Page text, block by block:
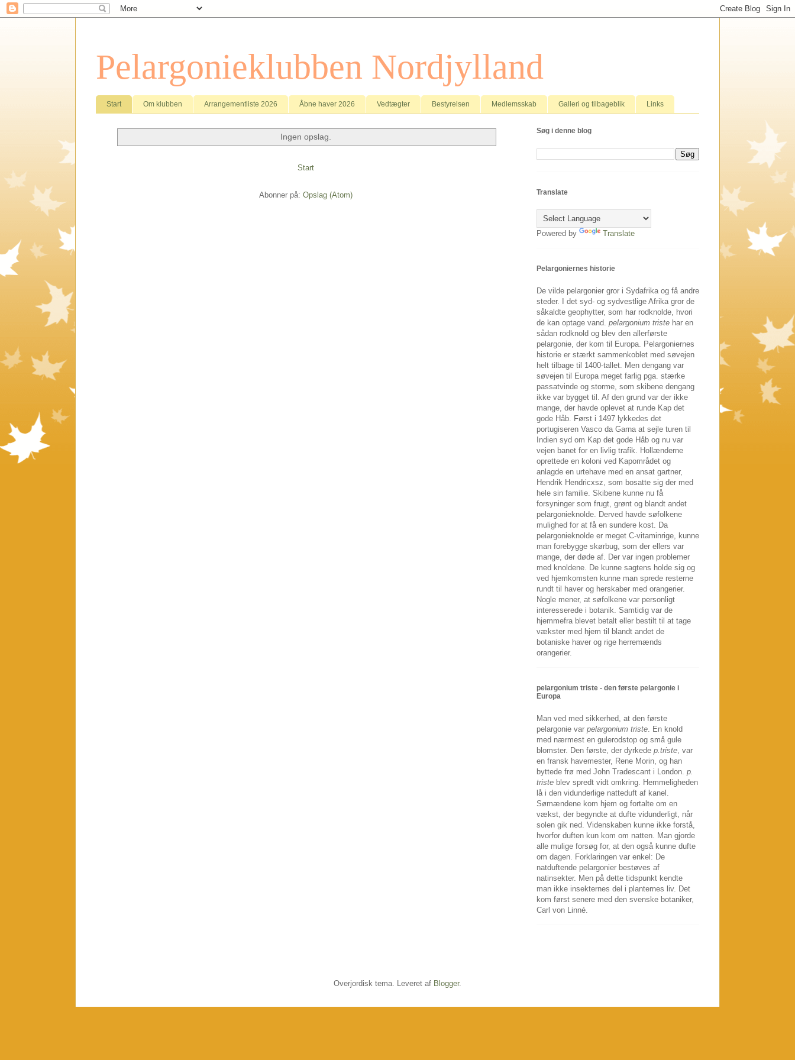
Pelargonieklubben Nordjylland
Start Om klubben Arrangementliste 2026 Åbne haver 2026 Vedtægter Bestyrelsen Medlemsskab Galleri og tilbageblik Links
Ingen opslag.
Start
Abonner på: Opslag (Atom)
Søg i denne blog
Translate
Powered by Translate
Pelargoniernes historie
De vilde pelargonier gror i Sydafrika og få andre
steder. I det syd- og sydvestlige Afrika gror de
såkaldte geophytter, som har rodknolde, hvori
de kan optage vand. pelargonium triste har en
sådan rodknold og blev den allerførste
pelargonie, der kom til Europa. Pelargoniernes
historie er stærkt sammenkoblet med søvejen
helt tilbage til 1400-tallet. Men dengang var
søvejen til Europa meget farlig pga. stærke
passatvinde og storme, som skibene dengang
ikke var bygget til. Af den grund var der ikke
mange, der havde oplevet at runde Kap det
gode Håb. Først i 1497 lykkedes det
portugiseren Vasco da Garna at sejle turen til
Indien syd om Kap det gode Håb og nu var
vejen banet for en livlig trafik. Hollænderne
oprettede en koloni ved Kapområdet og
anlagde en urtehave med en ansat gartner,
Hendrik Hendricxsz, som bosatte sig der med
hele sin familie. Skibene kunne nu få
forsyninger som frugt, grønt og blandt andet
pelargonieknolde. Derved havde søfolkene
mulighed for at få en sundere kost. Da
pelargonieknolde er meget C-vitaminrige, kunne
man forebygge skørbug, som der ellers var
mange, der døde af. Der var ingen problemer
med knoldene. De kunne sagtens holde sig og
ved hjemkomsten kunne man sprede resterne
rundt til haver og herskaber med orangerier.
Nogle mener, at søfolkene var personligt
interesserede i botanik. Samtidig var de
hjemmefra blevet betalt eller bestilt til at tage
vækster med hjem til blandt andet de
botaniske haver og rige herremænds
orangerier.
pelargonium triste - den første pelargonie i
Europa
Man ved med sikkerhed, at den første
pelargonie var pelargonium triste. En knold
med nærmest en gulerodstop og små gule
blomster. Den første, der dyrkede p.triste, var
en fransk havemester, Rene Morin, og han
byttede frø med John Tradescant i London. p.
triste blev spredt vidt omkring. Hemmeligheden
lå i den vidunderlige natteduft af kanel.
Sømændene kom hjem og fortalte om en
vækst, der begyndte at dufte vidunderligt, når
solen gik ned. Videnskaben kunne ikke forstå,
hvorfor duften kun kom om natten. Man gjorde
alle mulige forsøg for, at den også kunne dufte
om dagen. Forklaringen var enkel: De
natduftende pelargonier bestøves af
natinsekter. Men på dette tidspunkt kendte
man ikke insekternes del i planternes liv. Det
kom først senere med den svenske botaniker,
Carl von Linné.
Overjordisk tema. Leveret af Blogger.